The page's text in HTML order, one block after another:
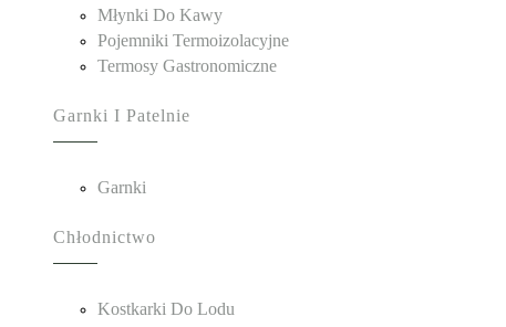
Młynki Do Kawy
Pojemniki Termoizolacyjne
Termosy Gastronomiczne
Garnki I Patelnie
Garnki
Chłodnictwo
Kostkarki Do Lodu